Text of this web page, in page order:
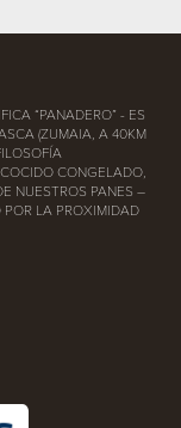
“PANADERO” - ES
(ZUMAIA, A 40KM
CONGELADO,
NUESTROS PANES –
POR LA PROXIMIDAD